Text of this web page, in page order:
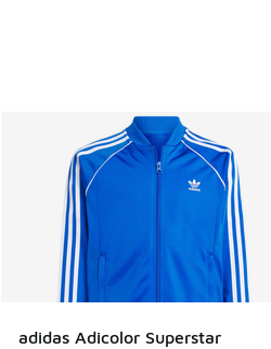
adidas Adicolor Superstar